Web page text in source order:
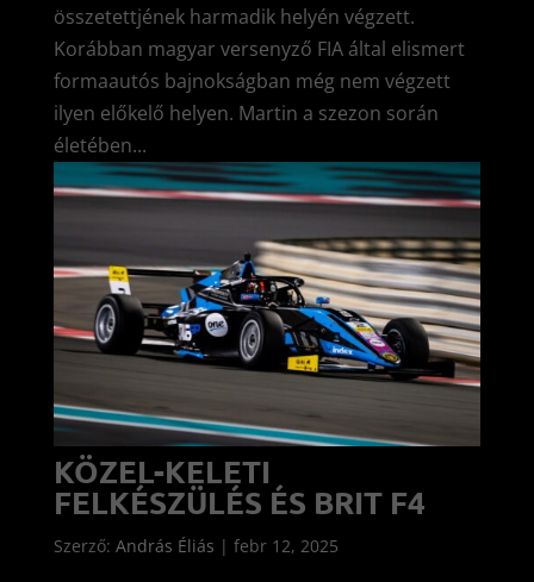
összetettjének harmadik helyén végzett.
Korábban magyar versenyző FIA által elismert
formaautós bajnokságban még nem végzett
ilyen előkelő helyen. Martin a szezon során
életében...
KÖZEL-KELETI
FELKÉSZÜLÉS ÉS BRIT F4
Szerző: András Éliás | febr 12, 2025